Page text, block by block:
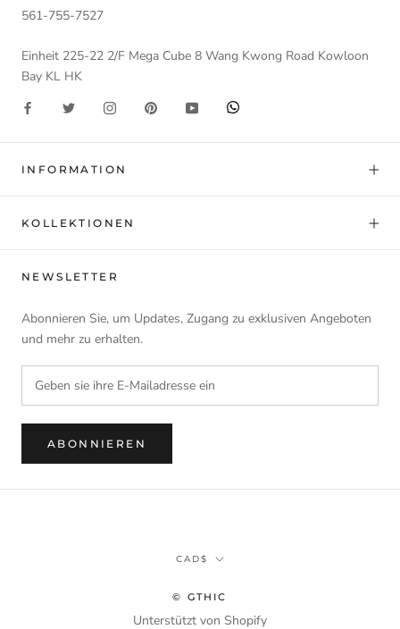
561-755-7527
Einheit 225-22 2/F Mega Cube 8 Wang Kwong Road Kowloon
Bay KL HK
INFORMATION
KOLLEKTIONEN
NEWSLETTER
Abonnieren Sie, um Updates, Zugang zu exklusiven Angeboten
und mehr zu erhalten.
ABONNIEREN
Währung
CAD$
© GTHIC
Unterstützt von Shopify